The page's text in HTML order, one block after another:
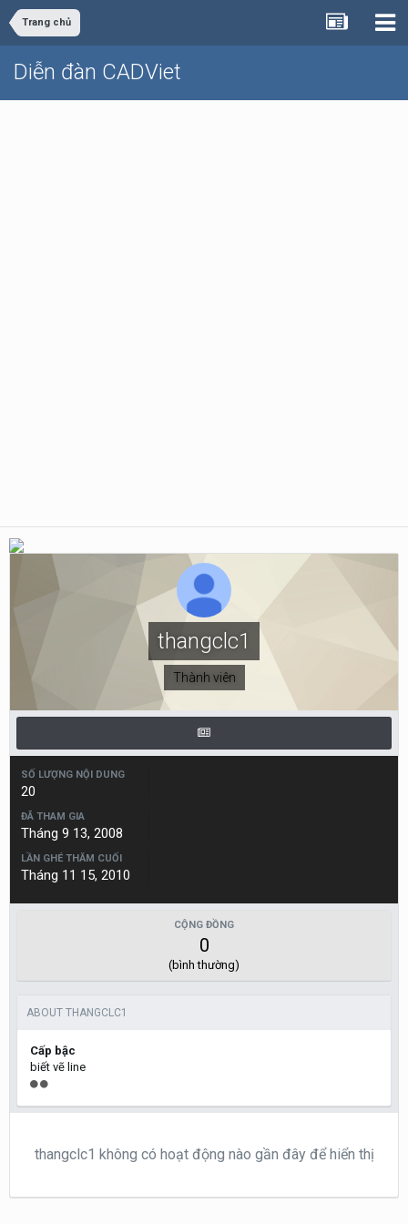
Trang chủ
Diễn đàn CADViet
thangclc1
Thành viên
SỐ LƯỢNG NỘI DUNG
20
ĐÃ THAM GIA
Tháng 9 13, 2008
LẦN GHÉ THĂM CUỐI
Tháng 11 15, 2010
CỘNG ĐỒNG
0
(bình thường)
ABOUT THANGCLC1
Cấp bậc
biết vẽ line
thangclc1 không có hoạt động nào gần đây để hiển thị